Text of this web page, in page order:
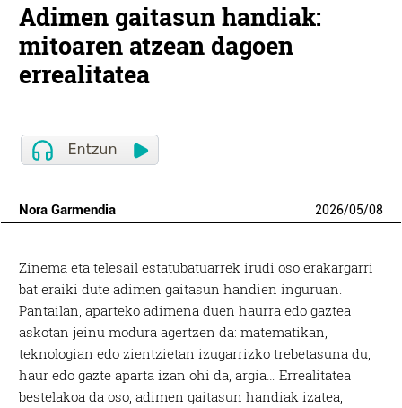
Adimen gaitasun handiak:
mitoaren atzean dagoen
errealitatea
Nora Garmendia 2026/05/08
Zinema eta telesail estatubatuarrek irudi oso erakargarri
bat eraiki dute adimen gaitasun handien inguruan.
Pantailan, aparteko adimena duen haurra edo gaztea
askotan jeinu modura agertzen da: matematikan,
teknologian edo zientzietan izugarrizko trebetasuna du,
haur edo gazte aparta izan ohi da, argia… Errealitatea
bestelakoa da oso, adimen gaitasun handiak izatea,